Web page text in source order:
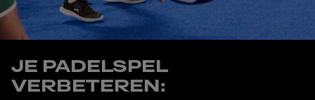
JE PADELSPEL
VERBETEREN: